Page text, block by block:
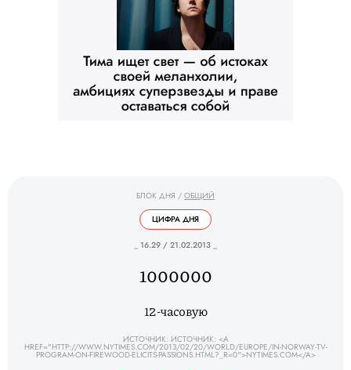
БЛОК ДНЯ / ОБЩИЙ
ЦИФРА ДНЯ
_ 16.29 / 21.02.2013 _
1000000
12-часовую
ИСТОЧНИК: ИСТОЧНИК: <A
HREF="HTTP://WWW.NYTIMES.COM/2013/02/20/WORLD/EUROPE/IN-NORWAY-TV-
PROGRAM-ON-FIREWOOD-ELICITS-PASSIONS.HTML?_R=0">NYTIMES.COM</A>